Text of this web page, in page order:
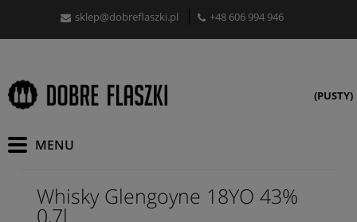
sklep@dobreflaszki.pl +48 606 994 946
(PUSTY)
Whisky Glengoyne 18YO 43%
0,7l